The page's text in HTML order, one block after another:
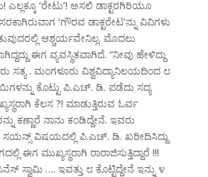
ಎಲ್ಲಕ್ಕೂ ‘ರೇಟು’! ಅಸಲಿ ಡಾಕ್ಟರಗಿರಿಯೂ
‘ಗೌರವ ಡಾಕ್ಟರೇಟ’ನ್ನು ವಿವಿಗಳು
ಆಶ್ಚರ್ಯವೇನಿಲ್ಲ. ಮೊದಲು
ಈಗ ವ್ಯವಸ್ಥಿತವಾಗಿದೆ. “ನೀವು ಹೇಳಿದ್ದು
ಸತ್ಯ . ಮಂಗಳೂರು ವಿಶ್ವವಿದ್ಯಾನಿಲಯದಿಂದ ೮
ಕೊಟ್ಟು ಪಿ.ಎಚ್. ಡಿ. ಪಡೆದು ಸದ್ಯ
ಕೆಲಸ ?! ಮಾಡುತ್ತಿರುವ ಓರ್ವ
ಕಣ್ಣಾರೆ ನಾನು ಕಂಡಿದ್ದೇನೆ. ಇವರು
ಸಯನ್ಸ್ ವಿಷಯದಲ್ಲಿ ಪಿ.ಎಚ್. ಡಿ. ಖರೀದಿಸಿದ್ದು
ಈಗ ಮುಖ್ಯಸ್ಥರಾಗಿ ರಾರಾಜಿಸುತ್ತಿದ್ದಾರೆ !!!
ಸ್ವಾಮಿ …. ಇವತ್ತು ೮ ಕೊಟ್ಟಿದ್ದೇನೆ ಇನ್ನು ೪